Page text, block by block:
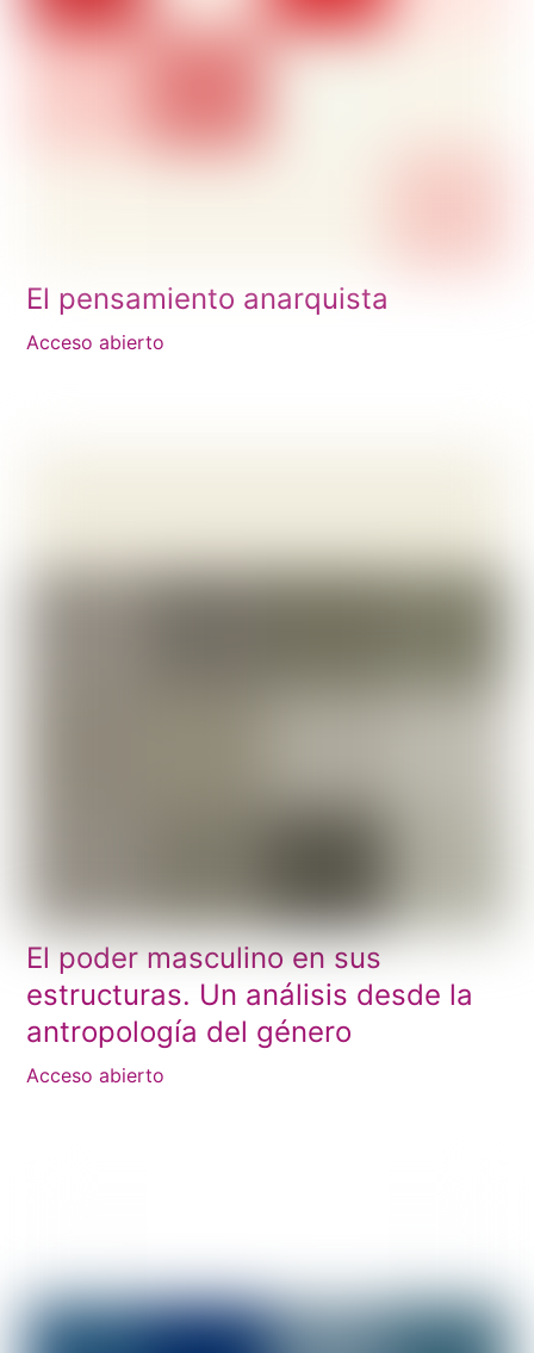
El pensamiento anarquista
Acceso abierto
El poder masculino en sus
estructuras. Un análisis desde la
antropología del género
Acceso abierto